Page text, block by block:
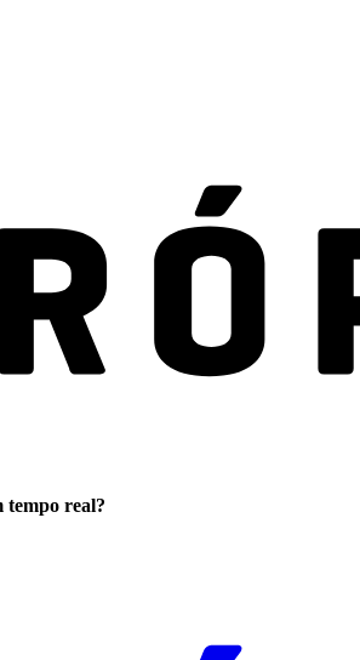
tempo real?